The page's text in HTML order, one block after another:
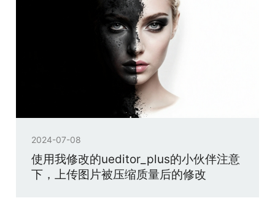
2024-07-08
使用我修改的ueditor_plus的小伙伴注意
下，上传图片被压缩质量后的修改